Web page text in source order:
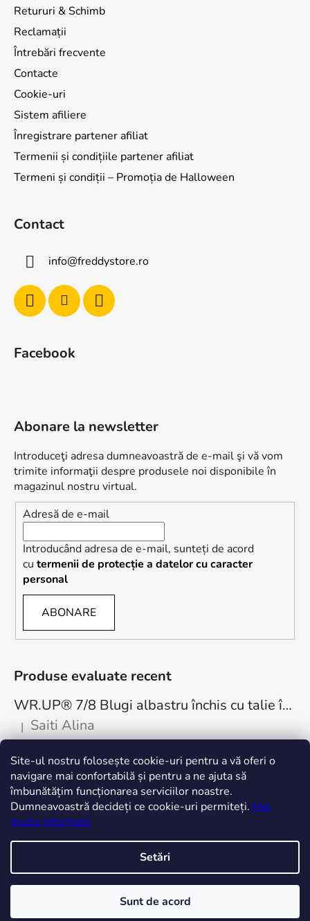
Site-ul nostru folosește cookie-uri pentru a vă oferi o
navigare mai confortabilă și pentru a ne ajuta să
îmbunătățim funcționarea serviciilor noastre.
Dumneavoastră decideți ce cookie-uri permiteți. Mai
multe informatii
Setări
Sunt de acord
Retururi & Schimb
Reclamații
Întrebări frecvente
Contacte
Cookie-uri
Sistem afiliere
Înregistrare partener afiliat
Termenii și condițiile partener afiliat
Termeni și condiții – Promoția de Halloween
Contact
info@freddystore.ro
Facebook
Abonare la newsletter
Introduceţi adresa dumneavoastră de e-mail şi vă vom
trimite informaţii despre produsele noi disponibile în
magazinul nostru virtual.
Adresă de e-mail
Introducând adresa de e-mail, sunteți de acord
cu termenii de protecție a datelor cu caracter
personal
ABONARE
Produse evaluate recent
WR.UP® 7/8 Blugi albastru închis cu talie înaltă, cu nasturi RE(MOVE) WRUP4BHC002ORG, J0Y
Ratingul produsului este 5 din 5 stele.
| Saiti Alina
Cea mai bună achiziție. Minunați! Mulțumesc
freddystore.ro
Creat de Shoptet
Drepturi de autor 2026FREDDYROMANIA